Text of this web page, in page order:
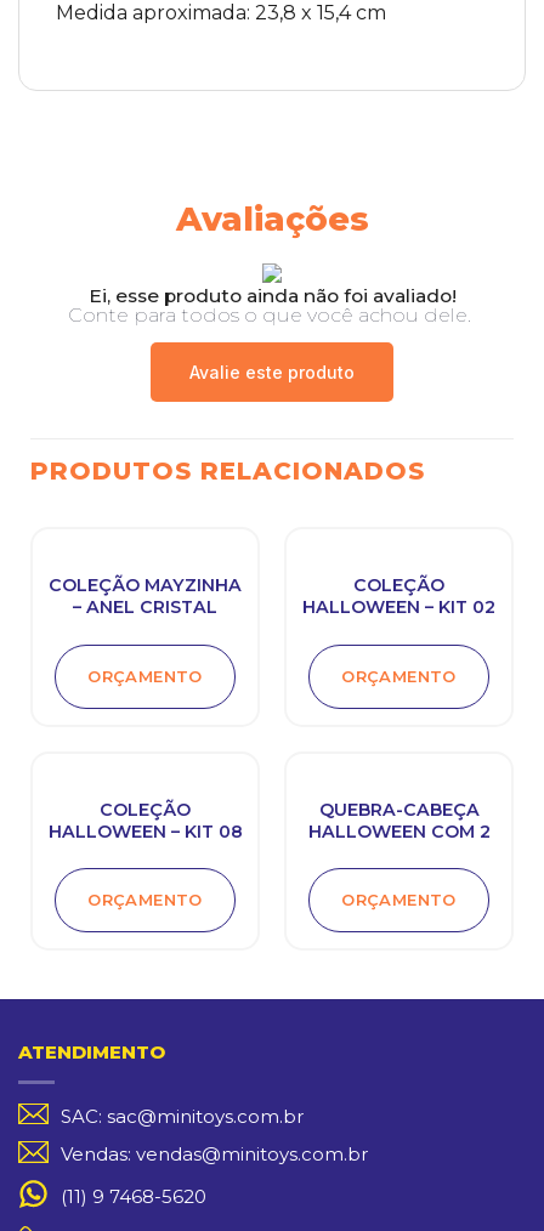
Medida aproximada: 23,8 x 15,4 cm
Avaliações
Ei, esse produto ainda não foi avaliado!
Conte para todos o que você achou dele.
Avalie este produto
PRODUTOS RELACIONADOS
COLEÇÃO MAYZINHA
– ANEL CRISTAL
ORÇAMENTO
COLEÇÃO
HALLOWEEN – KIT 02
ORÇAMENTO
COLEÇÃO
HALLOWEEN – KIT 08
ORÇAMENTO
QUEBRA-CABEÇA
HALLOWEEN COM 2
ORÇAMENTO
ATENDIMENTO
SAC: sac@minitoys.com.br
Vendas: vendas@minitoys.com.br
(11) 9 7468-5620